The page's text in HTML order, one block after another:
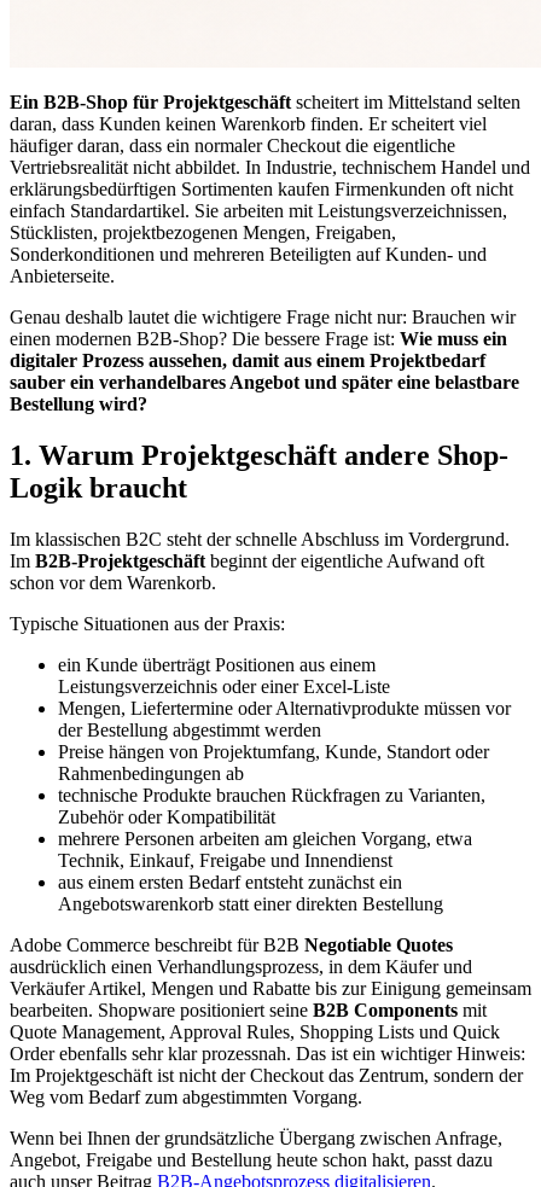
Ein B2B-Shop für Projektgeschäft scheitert im Mittelstand selten
daran, dass Kunden keinen Warenkorb finden. Er scheitert viel
häufiger daran, dass ein normaler Checkout die eigentliche
Vertriebsrealität nicht abbildet. In Industrie, technischem Handel und
erklärungsbedürftigen Sortimenten kaufen Firmenkunden oft nicht
einfach Standardartikel. Sie arbeiten mit Leistungsverzeichnissen,
Stücklisten, projektbezogenen Mengen, Freigaben,
Sonderkonditionen und mehreren Beteiligten auf Kunden- und
Anbieterseite.
Genau deshalb lautet die wichtigere Frage nicht nur: Brauchen wir
einen modernen B2B-Shop? Die bessere Frage ist: Wie muss ein
digitaler Prozess aussehen, damit aus einem Projektbedarf
sauber ein verhandelbares Angebot und später eine belastbare
Bestellung wird?
1. Warum Projektgeschäft andere Shop-
Logik braucht
Im klassischen B2C steht der schnelle Abschluss im Vordergrund.
Im B2B-Projektgeschäft beginnt der eigentliche Aufwand oft
schon vor dem Warenkorb.
Typische Situationen aus der Praxis:
ein Kunde überträgt Positionen aus einem
Leistungsverzeichnis oder einer Excel-Liste
Mengen, Liefertermine oder Alternativprodukte müssen vor
der Bestellung abgestimmt werden
Preise hängen von Projektumfang, Kunde, Standort oder
Rahmenbedingungen ab
technische Produkte brauchen Rückfragen zu Varianten,
Zubehör oder Kompatibilität
mehrere Personen arbeiten am gleichen Vorgang, etwa
Technik, Einkauf, Freigabe und Innendienst
aus einem ersten Bedarf entsteht zunächst ein
Angebotswarenkorb statt einer direkten Bestellung
Adobe Commerce beschreibt für B2B Negotiable Quotes
ausdrücklich einen Verhandlungsprozess, in dem Käufer und
Verkäufer Artikel, Mengen und Rabatte bis zur Einigung gemeinsam
bearbeiten. Shopware positioniert seine B2B Components mit
Quote Management, Approval Rules, Shopping Lists und Quick
Order ebenfalls sehr klar prozessnah. Das ist ein wichtiger Hinweis:
Im Projektgeschäft ist nicht der Checkout das Zentrum, sondern der
Weg vom Bedarf zum abgestimmten Vorgang.
Wenn bei Ihnen der grundsätzliche Übergang zwischen Anfrage,
Angebot, Freigabe und Bestellung heute schon hakt, passt dazu
auch unser Beitrag B2B-Angebotsprozess digitalisieren.